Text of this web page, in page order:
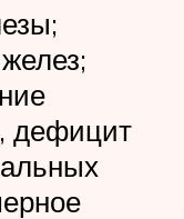
дефицит